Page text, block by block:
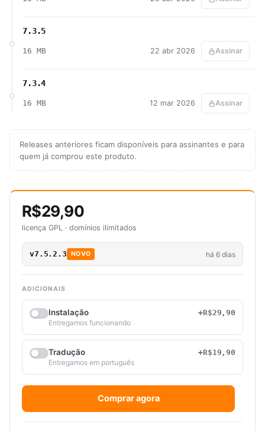
7.3.5
16 MB 22 abr 2026 Assinar
7.3.4
16 MB 12 mar 2026 Assinar
Releases anteriores ficam disponíveis para assinantes e para
quem já comprou este produto.
R$29,90
licença GPL · domínios ilimitados
v7.5.2.3 NOVO há 6 dias
ADICIONAIS
Instalação
+R$29,90
Entregamos funcionando
Tradução
+R$19,90
Entregamos em português
Comprar agora